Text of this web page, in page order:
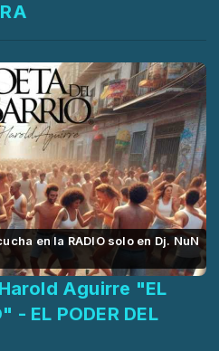
en la RADIO solo en Dj. NuN
Aguirre "EL
- EL PODER DEL